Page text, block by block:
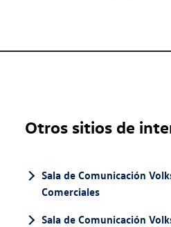
Otros sitios de
Sala de Comunicación
Comerciales
Sala de Comunicación